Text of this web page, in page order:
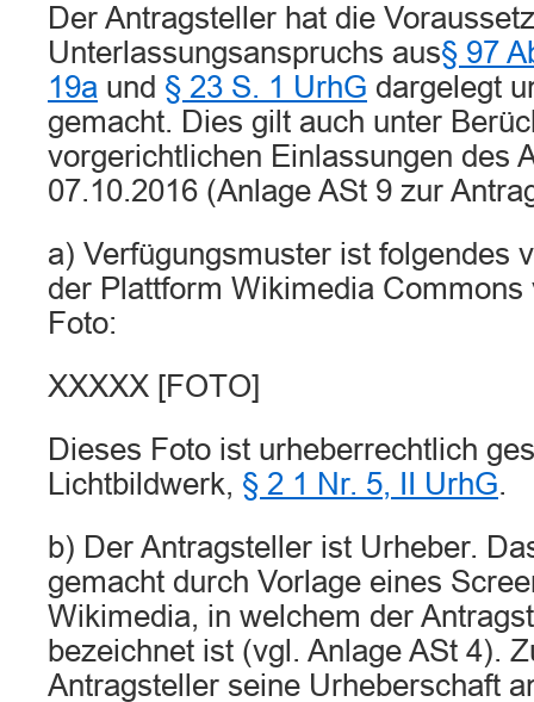
Der Antragsteller hat die
Unterlassungsanspruchs aus§ 97
19a und § 23 S. 1 UrhG dargelegt
gemacht. Dies gilt auch unter
vorgerichtlichen Einlassungen des
07.10.2016 (Anlage ASt 9 zur
a) Verfügungsmuster ist folgendes
der Plattform Wikimedia Commons
Foto:
XXXXX [FOTO]
Dieses Foto ist urheberrechtlich
Lichtbildwerk, § 2 1 Nr. 5, II UrhG.
b) Der Antragsteller ist Urheber.
gemacht durch Vorlage eines
Wikimedia, in welchem der
bezeichnet ist (vgl. Anlage ASt 4).
Antragsteller seine Urheberschaft